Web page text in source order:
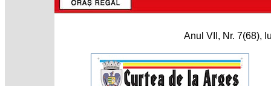
Anul VII, Nr. 7(68),